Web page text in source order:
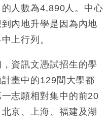
球場活動前 男子攜槍彈被捕
美元 支援Anthropic租用
屬關稅範圍 14類產品或加徵
人數為4,890人。中心
內地升學是因為內地
上行列。
資訊文憑試招生的學
畫中的129間大學都
志願相對集中的前20
京、上海、福建及湖